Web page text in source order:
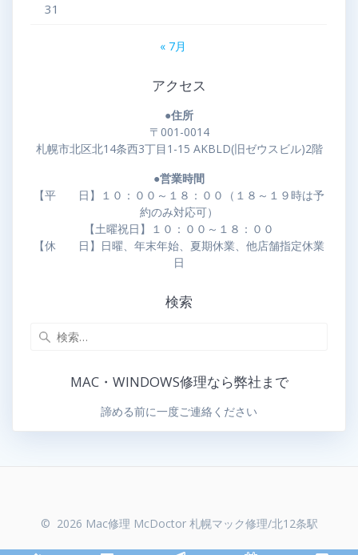
31
« 7月
アクセス
●住所
〒001-0014
札幌市北区北14条西3丁目1-15 AKBLD(旧ゼウスビル)2階
●営業時間
【平 日】１０：００～１８：００（１８～１９時は予
約のみ対応可）
【土曜祝日】１０：００～１８：００
【休 日】日曜、年末年始、夏期休業、他店舗指定休業
日
検索
MAC・WINDOWS修理なら弊社まで
諦める前に一度ご連絡ください
© 2026 Mac修理 McDoctor 札幌マック修理/北12条駅